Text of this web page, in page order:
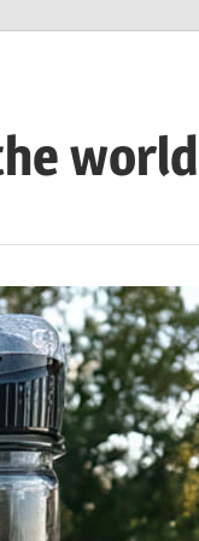
world